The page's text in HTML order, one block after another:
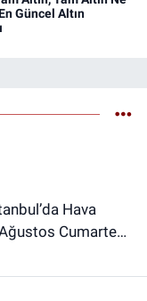
Güncel Altın
Cumartesi